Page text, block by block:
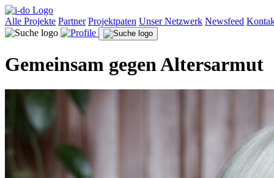
Alle Projekte Partner Projektpaten Unser Netzwerk Newsfeed
Gemeinsam gegen Altersarmut